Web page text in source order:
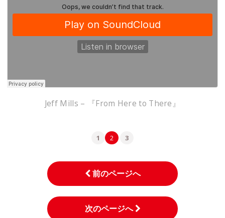
Jeff Mills – 『From Here to There』
1 2 3
前のページへ
次のページへ